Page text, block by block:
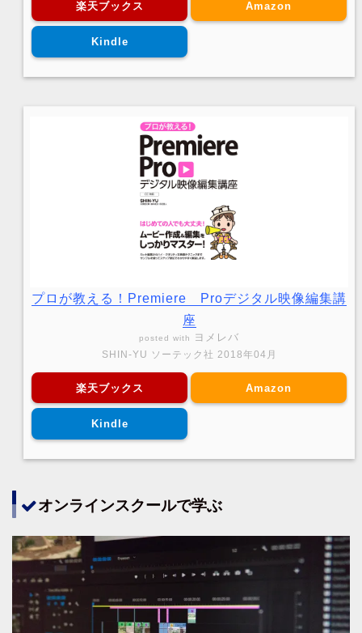
楽天ブックス Amazon
Kindle
プロが教える！Premiere Proデジタル映像編集講
座
posted with ヨメレバ
SHIN-YU ソーテック社 2018年04月
楽天ブックス Amazon
Kindle
オンラインスクールで学ぶ